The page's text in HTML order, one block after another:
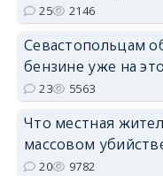
25 2146
Севастопольцам
бензине уже на
23 5563
Что местная
массовом
20 9782